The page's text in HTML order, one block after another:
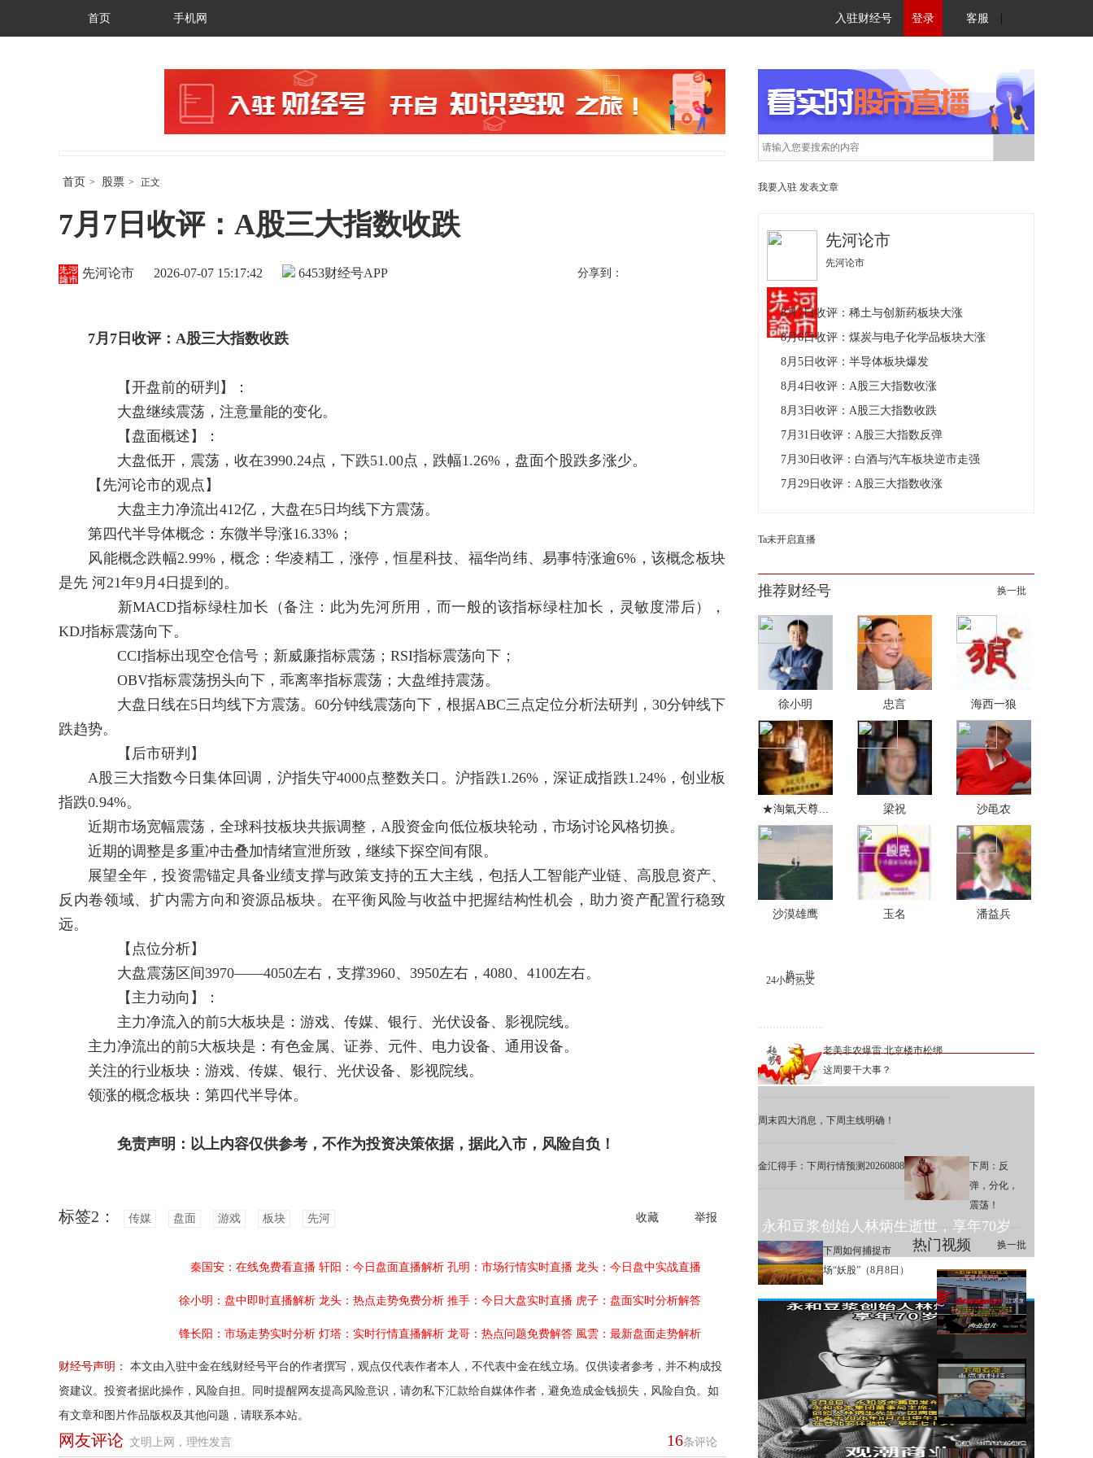
首页 手机网 入驻财经号 登录 客服
首页 > 股票 > 正文
7月7日收评：A股三大指数收跌
财经号APP
先河论市 2026-07-07 15:17:42 6453 分享到：
7月 7 日收评：A股三大指数收跌
【开盘前的研判】：
大盘继续震荡，注意量能的变化。
【盘面概述】：
大盘低开，震荡，收在3990.24点，下跌51.00点，跌幅1.26%，盘面个股跌多涨少。
【先河论市的观点】
大盘主力净流出412亿，大盘在5日均线下方震荡。
第四代半导体概念：东微半导涨16.33%；
风能概念跌幅2.99%，概念：华凌精工，涨停，恒星科技、福华尚纬、易事特涨逾6%，该概念板块
是先 河21年9月4日提到的。
新MACD指标绿柱加长（备注：此为先河所用，而一般的该指标绿柱加长，灵敏度滞后），
KDJ指标震荡向下。
CCI指标出现空仓信号；新威廉指标震荡；RSI指标震荡向下；
OBV指标震荡拐头向下，乖离率指标震荡；大盘维持震荡。
大盘日线在5日均线下方震荡。60分钟线震荡向下，根据ABC三点定位分析法研判，30分钟线下
跌趋势。
【后市研判】
A股三大指数今日集体回调，沪指失守4000点整数关口。沪指跌1.26%，深证成指跌1.24%，创业板
指跌0.94%。
近期市场宽幅震荡，全球科技板块共振调整，A股资金向低位板块轮动，市场讨论风格切换。
近期的调整是多重冲击叠加情绪宣泄所致，继续下探空间有限。
展望全年，投资需锚定具备业绩支撑与政策支持的五大主线，包括人工智能产业链、高股息资产、
反内卷领域、扩内需方向和资源品板块。在平衡风险与收益中把握结构性机会，助力资产配置行稳致
远。
【点位分析】
大盘震荡区间3970——4050左右，支撑3960、3950左右，4080、4100左右。
【主力动向】：
主力净流入的前5大板块是：游戏、传媒、银行、光伏设备、影视院线。
主力净流出的前5大板块是：有色金属、证券、元件、电力设备、通用设备。
关注的行业板块：游戏、传媒、银行、光伏设备、影视院线。
领涨的概念板块：第四代半导体。
免责声明：以上内容仅供参考，不作为投资决策依据，据此入市，风险自负！
收藏 举报
标签2： 传媒 盘面 游戏 板块 先河
秦国安：在线免费看直播 轩阳：今日盘面直播解析 孔明：市场行情实时直播 龙头：今日盘中实战直播
徐小明：盘中即时直播解析 龙头：热点走势免费分析 推手：今日大盘实时直播 虎子：盘面实时分析解答
锋长阳：市场走势实时分析 灯塔：实时行情直播解析 龙哥：热点问题免费解答 風雲：最新盘面走势解析
财经号声明：
本文由入驻中金在线财经号平台的作者撰写，观点仅代表作者本人，不代表中金在线立场。仅供读者参考，并不构成投
资建议。投资者据此操作，风险自担。同时提醒网友提高风险意识，请勿私下汇款给自媒体作者，避免造成金钱损失，风险自负。如
有文章和图片作品版权及其他问题，请联系本站。
16条评论
网友评论 文明上网，理性发言
我要入驻 发表文章
先河论市
先河论市
8月7日收评：稀土与创新药板块大涨
8月6日收评：煤炭与电子化学品板块大涨
8月5日收评：半导体板块爆发
8月4日收评：A股三大指数收涨
8月3日收评：A股三大指数收跌
7月31日收评：A股三大指数反弹
7月30日收评：白酒与汽车板块逆市走强
7月29日收评：A股三大指数收涨
Ta未开启直播
推荐财经号 换一批
徐小明 忠言 海西一狼
★淘氣天尊... 梁祝 沙黾农
沙漠雄鹰 玉名 潘益兵
24小时热文
换一批
老美非农爆雷 北京楼市松绑
这周要干大事？
周末四大消息，下周主线明确！
金汇得手：下周行情预测20260808
下周：反
弹，分化，
震荡！
下周如何捕捉市
场“妖股”（8月8日）
热门视频 换一批
永和豆浆创始人林炳生逝世，享年70岁
A股存储巨头江波龙定增大幅溢
价，网友直呼：机构亏麻了！
下周大盘分析和交易策略！